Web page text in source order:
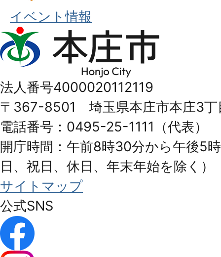
イベント情報
本
庄
Honjo
City
法人番号4000020112119
〒367-8501 埼玉県本庄市本庄3丁
電話番号：0495-25-1111（代表）
開庁時間：午前8時30分から午後5
日、祝日、休日、年末年始を除く）
サイトマップ
公式SNS